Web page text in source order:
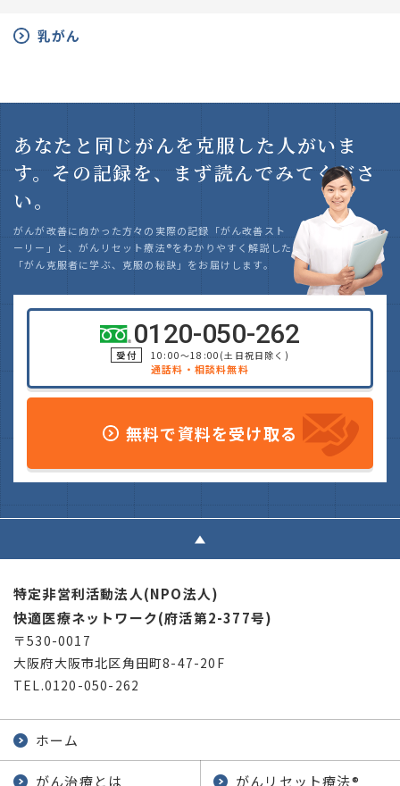
乳がん
あなたと同じがんを克服した人がいま
す。 その記録を、まず読んでみてくださ
い。
がんが改善に向かった方々の実際の記録「がん改善スト
ーリー」と、がんリセット療法®をわかりやすく解説した
「がん克服者に学ぶ、克服の秘訣」をお届けします。
0120-050-262
受付 10:00～18:00(土日祝日除く)
通話料・相談料無料
無料で資料を受け取る
特定非営利活動法人(NPO法人)
快適医療ネットワーク(府活第2-377号)
〒530-0017
大阪府大阪市北区角田町8-47-20F
TEL.0120-050-262
ホーム
がん治療とは がんリセット療法®